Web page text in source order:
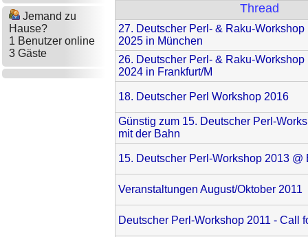
Jemand zu
Hause?
1 Benutzer online
3 Gäste
Thread
27. Deutscher Perl- & Raku-Workshop
2025 in München
26. Deutscher Perl- & Raku-Workshop
2024 in Frankfurt/M
18. Deutscher Perl Workshop 2016
Günstig zum 15. Deutscher Perl-
mit der Bahn
15. Deutscher Perl-Workshop 2013 @
Veranstaltungen August/Oktober 2011
Deutscher Perl-Workshop 2011 - Call